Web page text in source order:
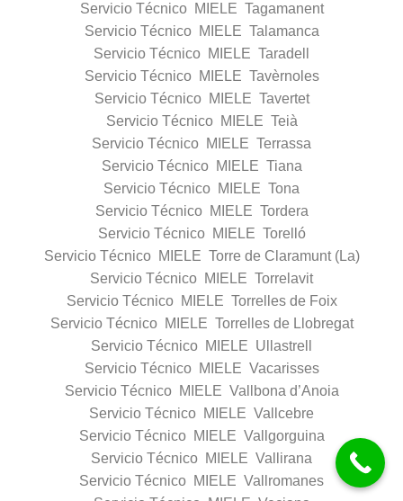
Servicio Técnico MIELE Tagamanent
Servicio Técnico MIELE Talamanca
Servicio Técnico MIELE Taradell
Servicio Técnico MIELE Tavèrnoles
Servicio Técnico MIELE Tavertet
Servicio Técnico MIELE Teià
Servicio Técnico MIELE Terrassa
Servicio Técnico MIELE Tiana
Servicio Técnico MIELE Tona
Servicio Técnico MIELE Tordera
Servicio Técnico MIELE Torelló
Servicio Técnico MIELE Torre de Claramunt (La)
Servicio Técnico MIELE Torrelavit
Servicio Técnico MIELE Torrelles de Foix
Servicio Técnico MIELE Torrelles de Llobregat
Servicio Técnico MIELE Ullastrell
Servicio Técnico MIELE Vacarisses
Servicio Técnico MIELE Vallbona d’Anoia
Servicio Técnico MIELE Vallcebre
Servicio Técnico MIELE Vallgorguina
Servicio Técnico MIELE Vallirana
Servicio Técnico MIELE Vallromanes